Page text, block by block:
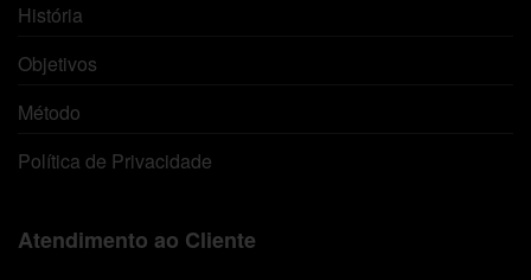
História
Objetivos
Método
Política de Privacidade
Atendimento ao Cliente